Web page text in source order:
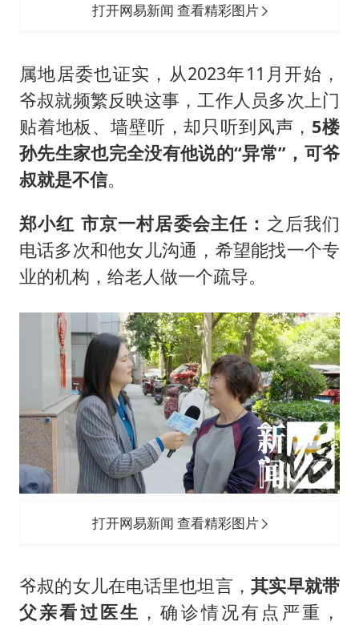
打开网易新闻 查看精彩图片
属地居委也证实，从2023年11月开始，
爷叔就频繁反映这事，工作人员多次上门
贴着地板、墙壁听，却只听到风声， 5楼
孙先生家也完全没有他说的“异常”，可爷
叔就是不信。
郑小红 市京一村居委会主任： 之后我们
电话多次和他女儿沟通，希望能找一个专
业的机构，给老人做一个疏导。
打开网易新闻 查看精彩图片
爷叔的女儿在电话里也坦言，其实早就带
父亲看过医生 ，确诊情况有点严重，